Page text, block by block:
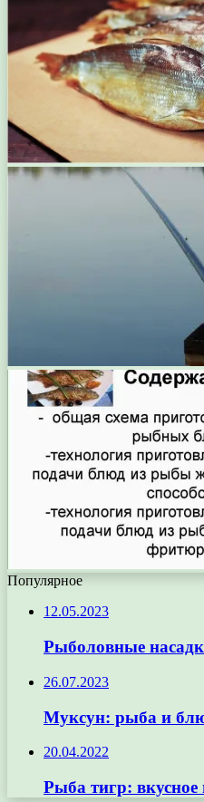
Популярное
12.05.2023
Рыболовные
26.07.2023
Муксун: рыба и
20.04.2022
Рыба тигр: вкусное